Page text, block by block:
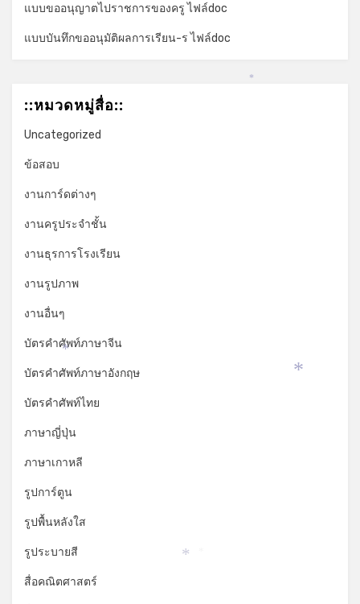
แบบขออนุญาตไปราชการของครู ไฟล์doc
แบบบันทึกขออนุมัติผลการเรียน-ร ไฟล์doc
::หมวดหมู่สื่อ::
Uncategorized
ข้อสอบ
งานการ์ดต่างๆ
งานครูประจำชั้น
งานธุรการโรงเรียน
งานรูปภาพ
งานอื่นๆ
บัตรคำศัพท์ภาษาจีน
บัตรคำศัพท์ภาษาอังกฤษ
บัตรคำศัพท์ไทย
ภาษาญี่ปุ่น
ภาษาเกาหลี
รูปการ์ตูน
รูปพื้นหลังใส
รูประบายสี
สื่อคณิตศาสตร์